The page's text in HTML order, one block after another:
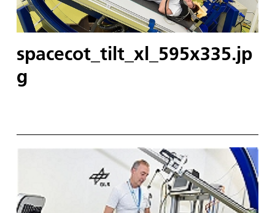
spacecot_tilt_xl_595x335.jp
g